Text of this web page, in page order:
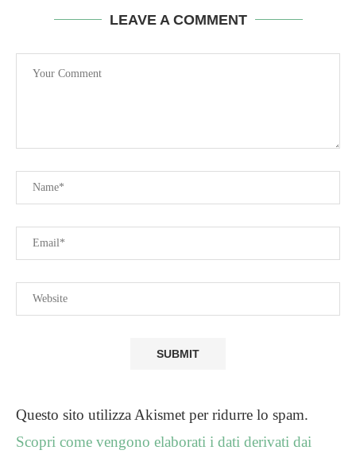
LEAVE A COMMENT
Questo sito utilizza Akismet per ridurre lo spam.
Scopri come vengono elaborati i dati derivati dai